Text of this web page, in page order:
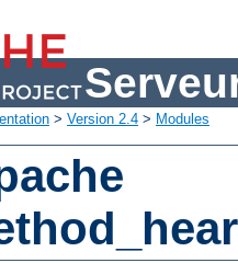
> Version 2.4 > Modules